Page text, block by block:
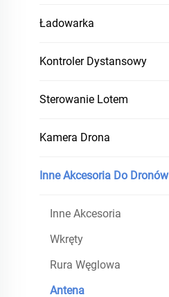
Ładowarka
Kontroler Dystansowy
Sterowanie Lotem
Kamera Drona
Inne Akcesoria Do Dronów
Inne Akcesoria
Wkręty
Rura Węglowa
Antena